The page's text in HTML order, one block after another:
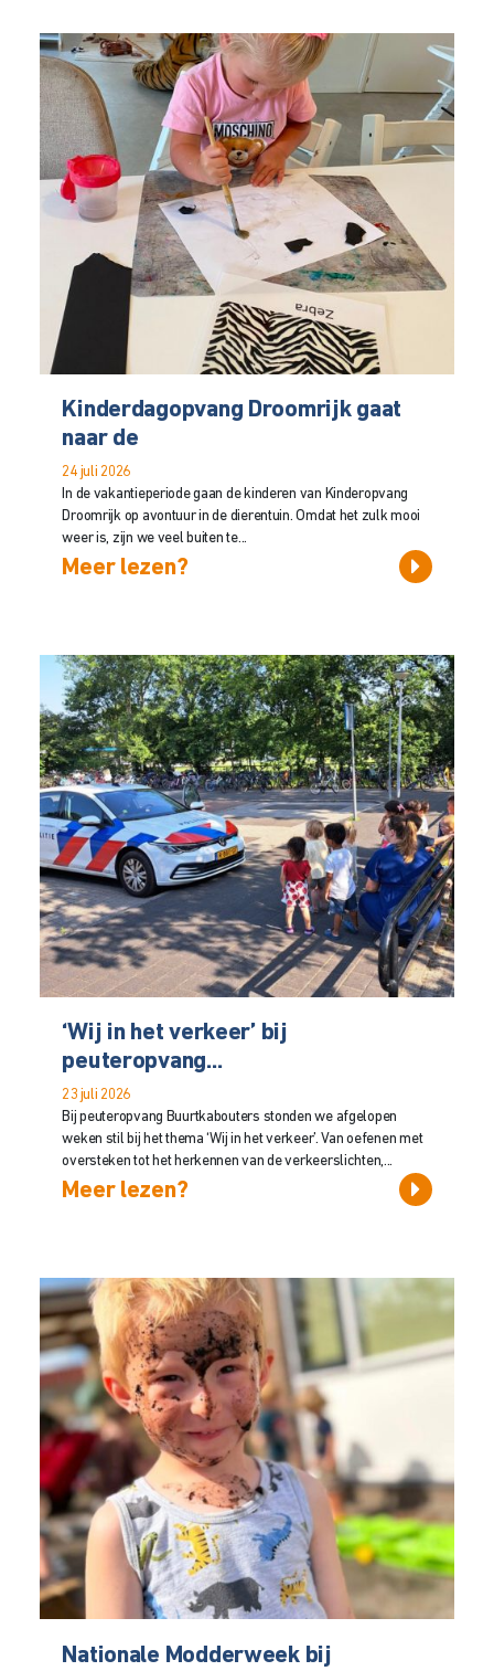
Kinderdagopvang Droomrijk gaat
naar de
24 juli 2026
In de vakantieperiode gaan de kinderen van Kinderopvang
Droomrijk op avontuur in de dierentuin. Omdat het zulk mooi
weer is, zijn we veel buiten te...
Meer lezen?
‘Wij in het verkeer’ bij
peuteropvang...
23 juli 2026
Bij peuteropvang Buurtkabouters stonden we afgelopen
weken stil bij het thema ‘Wij in het verkeer’. Van oefenen met
oversteken tot het herkennen van de verkeerslichten,...
Meer lezen?
Nationale Modderweek bij